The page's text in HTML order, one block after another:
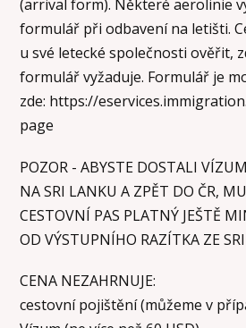
(arrival form). Některé aerolinie
formulář při odbavení na letišti.
u své letecké společnosti ověřit,
formulář vyžaduje. Formulář je
zde: https://
page
POZOR - ABYSTE DOSTALI
NA SRI LANKU A ZPĚT DO ČR,
CESTOVNÍ PAS PLATNÝ JEŠTĚ
OD VÝSTUPNÍHO RAZÍTKA ZE
CENA NEZAHRNUJE:
cestovní pojištění (můžeme v